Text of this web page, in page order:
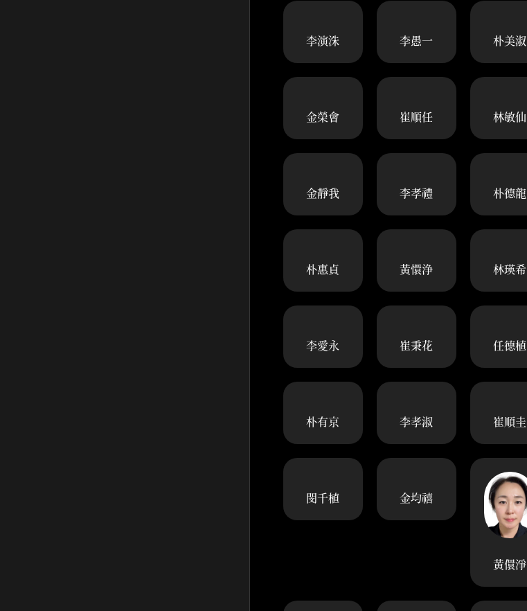
李演洙 李愚一 朴美淑
金榮會 崔順任 林敏仙
金靜我 李孝禮 朴德龍
朴惠貞 黃懁浄 林瑛希
李愛永 崔秉花 任德植
朴有京 李孝淑 崔順圭
閔千植 金均禧
黃儇淨